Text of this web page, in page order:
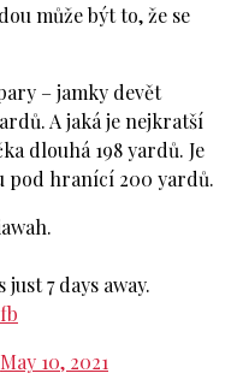
může být to, že se
– jamky devět
A jaká je nejkratší
dlouhá 198 yardů. Je
pod hranící 200 yardů.
just 7 days away.
May 10, 2021